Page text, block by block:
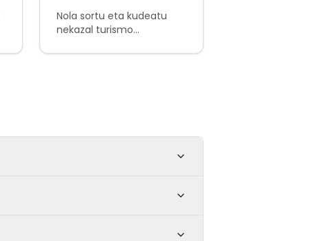
Nola sortu eta kudeatu
nekazal turismo